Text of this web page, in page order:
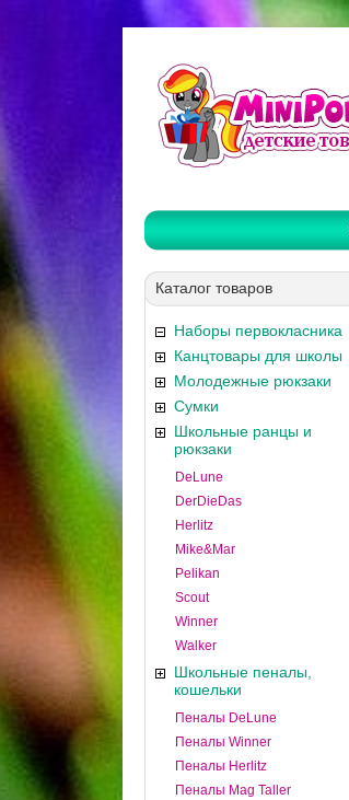
Каталог товаров
Наборы первокласника
Канцтовары для школы
Молодежные рюкзаки
Сумки
Школьные ранцы и
рюкзаки
DeLune
DerDieDas
Herlitz
Mike&Mar
Pelikan
Scout
Winner
Walker
Школьные пеналы,
кошельки
Пеналы DeLune
Пеналы Winner
Пеналы Herlitz
Пеналы Mag Taller